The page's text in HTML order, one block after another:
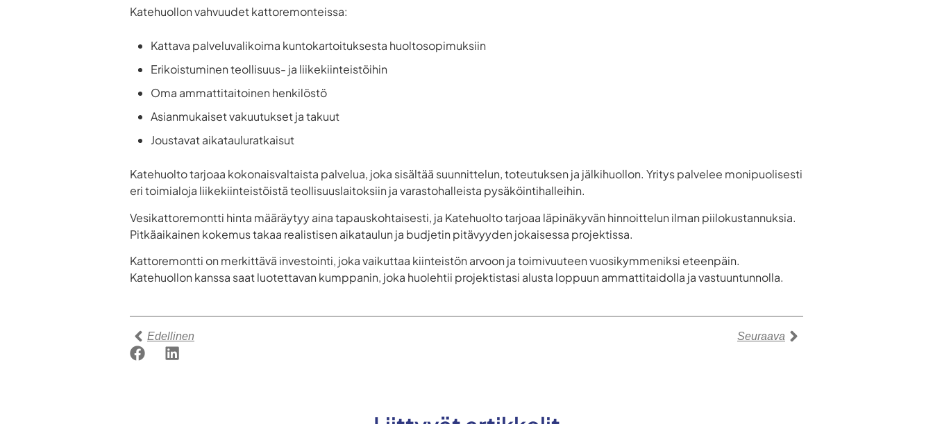
Katehuollon vahvuudet kattoremonteissa:
Kattava palveluvalikoima kuntokartoituksesta huoltosopimuksiin
Erikoistuminen teollisuus- ja liikekiinteistöihin
Oma ammattitaitoinen henkilöstö
Asianmukaiset vakuutukset ja takuut
Joustavat aikatauluratkaisut
Katehuolto tarjoaa kokonaisvaltaista palvelua, joka sisältää suunnittelun, toteutuksen ja jälkihuollon. Yritys palvelee monipuolisesti
eri toimialoja liikekiinteistöistä teollisuuslaitoksiin ja varastohalleista pysäköintihalleihin.
Vesikattoremontti hinta määräytyy aina tapauskohtaisesti, ja Katehuolto tarjoaa läpinäkyvän hinnoittelun ilman piilokustannuksia.
Pitkäaikainen kokemus takaa realistisen aikataulun ja budjetin pitävyyden jokaisessa projektissa.
Kattoremontti on merkittävä investointi, joka vaikuttaa kiinteistön arvoon ja toimivuuteen vuosikymmeniksi eteenpäin.
Katehuollon kanssa saat luotettavan kumppanin, joka huolehtii projektistasi alusta loppuun ammattitaidolla ja vastuuntunnolla.
Edellinen Seuraava